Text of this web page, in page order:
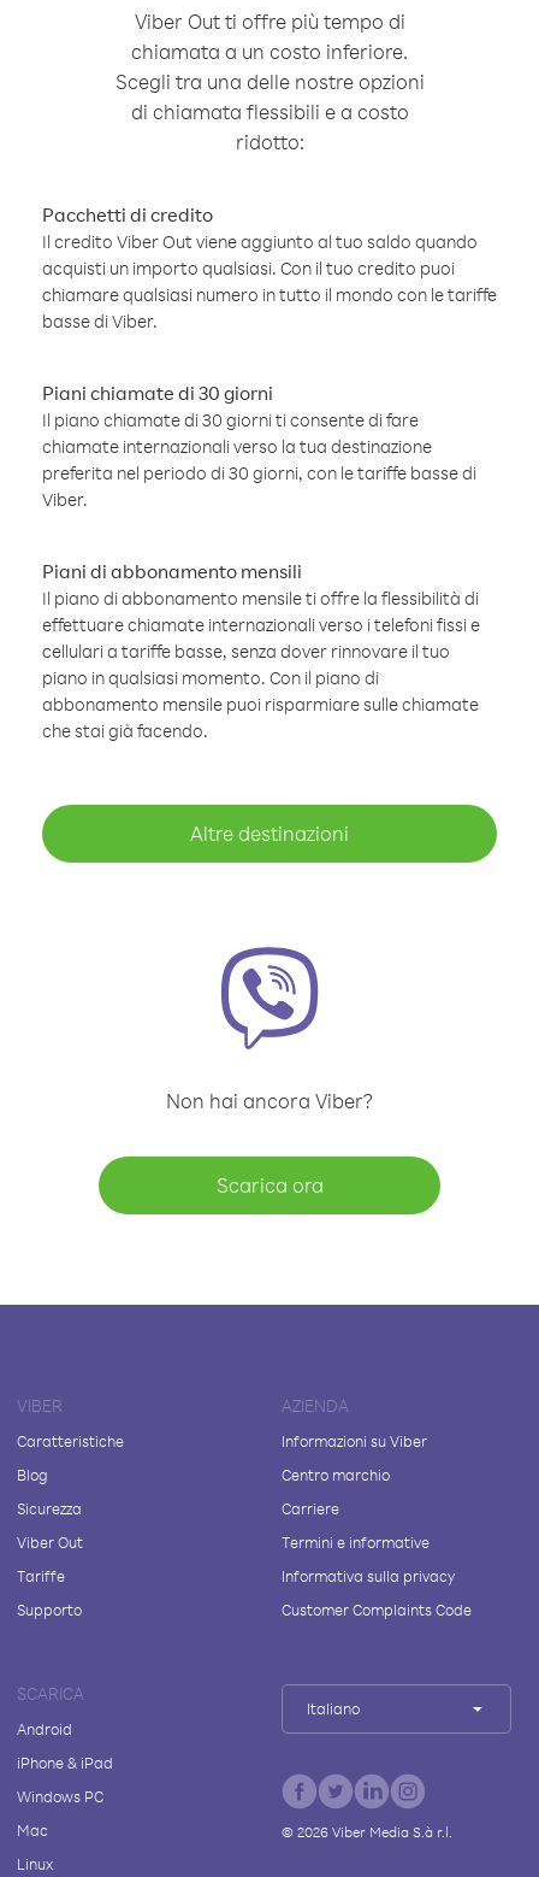
Viber Out ti offre più tempo di
chiamata a un costo inferiore.
Scegli tra una delle nostre opzioni
di chiamata flessibili e a costo
ridotto:
Pacchetti di credito
Il credito Viber Out viene aggiunto al tuo saldo quando
acquisti un importo qualsiasi. Con il tuo credito puoi
chiamare qualsiasi numero in tutto il mondo con le tariffe
basse di Viber.
Piani chiamate di 30 giorni
Il piano chiamate di 30 giorni ti consente di fare
chiamate internazionali verso la tua destinazione
preferita nel periodo di 30 giorni, con le tariffe basse di
Viber.
Piani di abbonamento mensili
Il piano di abbonamento mensile ti offre la flessibilità di
effettuare chiamate internazionali verso i telefoni fissi e
cellulari a tariffe basse, senza dover rinnovare il tuo
piano in qualsiasi momento. Con il piano di
abbonamento mensile puoi risparmiare sulle chiamate
che stai già facendo.
Altre destinazioni
Non hai ancora Viber?
Scarica ora
VIBER
Caratteristiche
Blog
Sicurezza
Viber Out
Tariffe
Supporto
AZIENDA
Informazioni su Viber
Centro marchio
Carriere
Termini e informative
Informativa sulla privacy
Customer Complaints Code
SCARICA
Android
iPhone & iPad
Windows PC
Mac
Linux
Italiano
© 2026Viber Media S.à r.l.